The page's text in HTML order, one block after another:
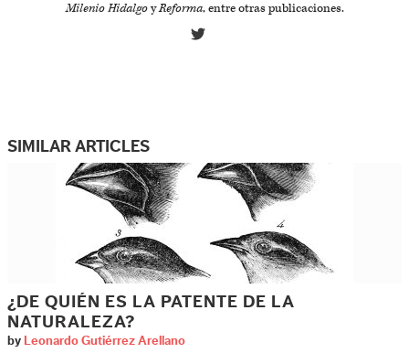
Milenio HidalgoyReforma, entre otras publicaciones.
SIMILAR ARTICLES
¿DE QUIÉN ES LA PATENTE DE LA
NATURALEZA?
by Leonardo Gutiérrez Arellano